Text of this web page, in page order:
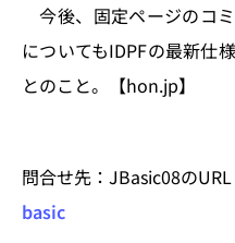
今後、固定ページのコ
についてもIDPFの最新仕
とのこと。【hon.jp】
問合せ先：JBasic08のURL
basic